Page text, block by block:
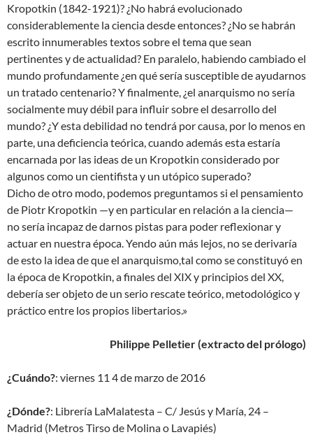
Kropotkin (1842-1921)? ¿No habrá evolucionado
considerablemente laciencia desde entonces? ¿No se habrán
escrito innumerables textos sobre el tema que sean
pertinentes y de actualidad? En paralelo, habiendo cambiado el
mundo profundamente ¿en qué sería susceptible de ayudarnos
un tratado centenario? Y finalmente, ¿el anarquismo no sería
socialmente muy débil para influir sobre el desarrollo del
mundo? ¿Y esta debilidad no tendrá por causa, por lo menos en
parte, una deficiencia teórica, cuando además esta estaría
encarnada por las ideas de un Kropotkin considerado por
algunos como un cientifista y un utópico superado?
Dicho de otro modo, podemos preguntamos si el pensamiento
de Piotr Kropotkin —y en particular en relación a la ciencia—
no sería incapaz de darnos pistas para poder reflexionar y
actuar en nuestra época. Yendo aún más lejos, no se derivaría
de esto la idea de que el anarquismo,tal como se constituyó en
la época de Kropotkin, a finales del XIX y principios del XX,
debería ser objeto de un serio rescate teórico, metodológico y
práctico entre los propios libertarios.»
Philippe Pelletier (extracto del prólogo)
¿Cuándo?: viernes 11 4 de marzo de 2016
¿Dónde?: Librería LaMalatesta – C/ Jesús y María, 24 –
Madrid (Metros Tirso de Molina o Lavapiés)